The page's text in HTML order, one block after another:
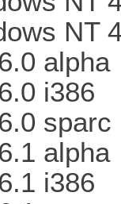
NT
alpha
i386
sparc
alpha
i386